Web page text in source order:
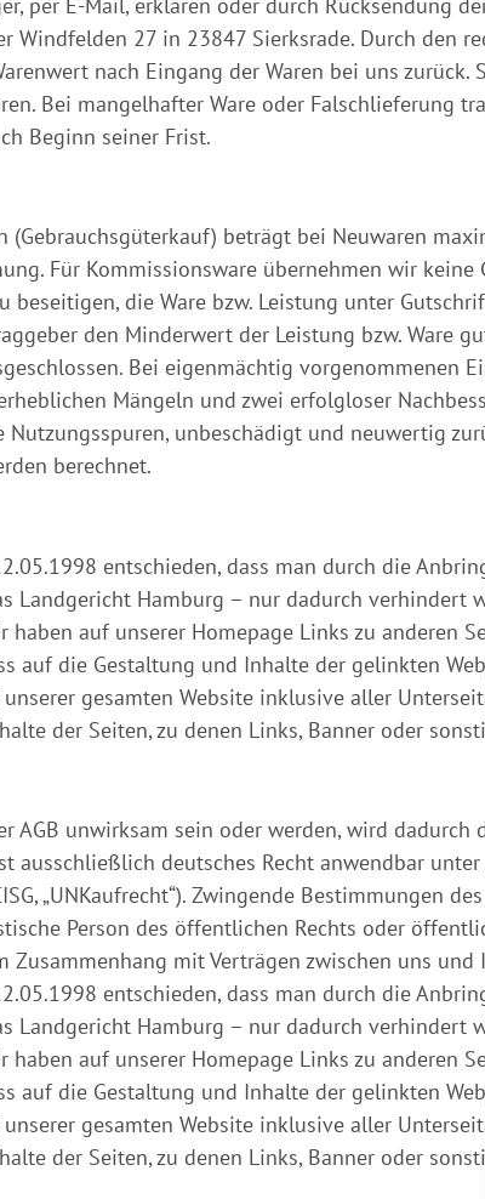
Windfelden 27 in 23847 Sierksrade. Durch den
nach Eingang der Waren bei uns
Bei mangelhafter Ware oder Falschlieferung
Beginn seiner Frist.
beträgt bei Neuwaren
Für Kommissionsware übernehmen wir
beseitigen, die Ware bzw. Leistung unter
den Minderwert der Leistung bzw. Ware
Bei eigenmächtig vorgenommenen
Mängeln und zwei erfolgloser
unbeschädigt und neuwertig
berechnet.
entschieden, dass man durch die
Landgericht Hamburg – nur dadurch
haben auf unserer Homepage Links zu
auf die Gestaltung und Inhalte der gelinkten
gesamten Website inklusive aller
der Seiten, zu denen Links, Banner oder
AGB unwirksam sein oder werden, wird
ausschließlich deutsches Recht anwendbar
„UNKaufrecht“). Zwingende Bestimmungen
Person des öffentlichen Rechts oder
mit Verträgen zwischen uns und
entschieden, dass man durch die
Landgericht Hamburg – nur dadurch
haben auf unserer Homepage Links zu
auf die Gestaltung und Inhalte der gelinkten
gesamten Website inklusive aller
der Seiten, zu denen Links, Banner oder